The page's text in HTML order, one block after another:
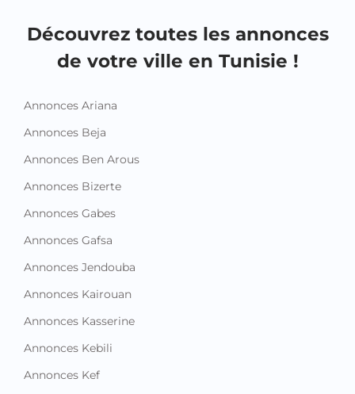
Découvrez toutes les annonces
de votre ville en Tunisie !
Annonces Ariana
Annonces Beja
Annonces Ben Arous
Annonces Bizerte
Annonces Gabes
Annonces Gafsa
Annonces Jendouba
Annonces Kairouan
Annonces Kasserine
Annonces Kebili
Annonces Kef